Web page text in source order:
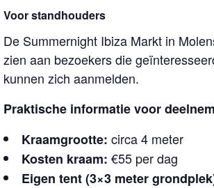
Voor standhouders
De Summernight Ibiza Markt in
zien aan bezoekers die
kunnen zich aanmelden.
Praktische informatie voor
Kraamgrootte: circa 4 meter
Kosten kraam: €55 per dag
Eigen tent (3×3 meter